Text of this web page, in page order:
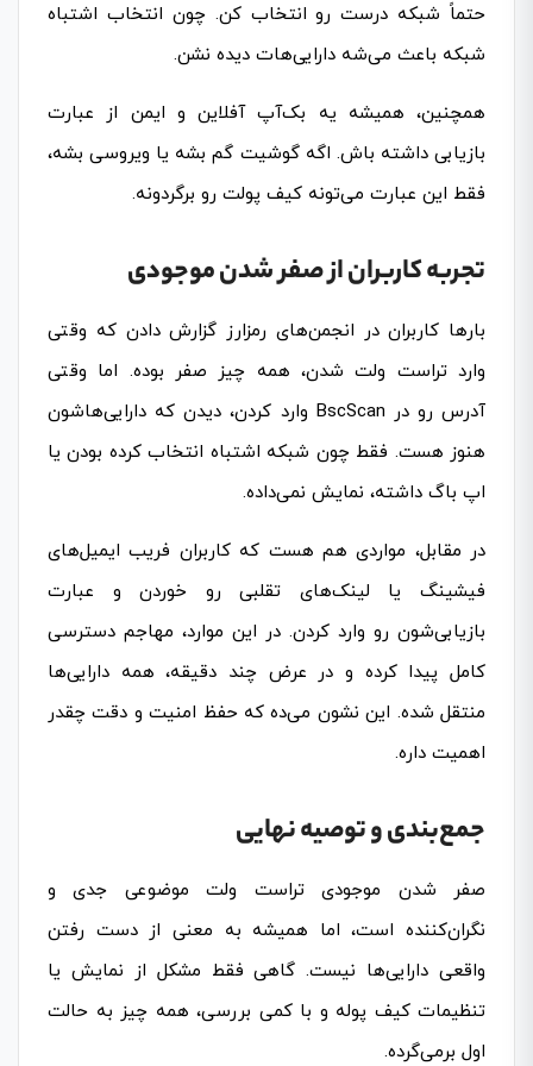
حتماً شبکه درست رو انتخاب کن. چون انتخاب اشتباه
شبکه باعث می‌شه دارایی‌هات دیده نشن.
همچنین، همیشه یه بک‌آپ آفلاین و ایمن از عبارت
بازیابی داشته باش. اگه گوشیت گم بشه یا ویروسی بشه،
فقط این عبارت می‌تونه کیف پولت رو برگردونه.
تجربه کاربران از صفر شدن موجودی
بارها کاربران در انجمن‌های رمزارز گزارش دادن که وقتی
وارد تراست ولت شدن، همه چیز صفر بوده. اما وقتی
آدرس رو در BscScan وارد کردن، دیدن که دارایی‌هاشون
هنوز هست. فقط چون شبکه اشتباه انتخاب کرده بودن یا
اپ باگ داشته، نمایش نمی‌داده.
در مقابل، مواردی هم هست که کاربران فریب ایمیل‌های
فیشینگ یا لینک‌های تقلبی رو خوردن و عبارت
بازیابی‌شون رو وارد کردن. در این موارد، مهاجم دسترسی
کامل پیدا کرده و در عرض چند دقیقه، همه دارایی‌ها
منتقل شده. این نشون می‌ده که حفظ امنیت و دقت چقدر
اهمیت داره.
جمع‌بندی و توصیه نهایی
صفر شدن موجودی تراست ولت موضوعی جدی و
نگران‌کننده است، اما همیشه به معنی از دست رفتن
واقعی دارایی‌ها نیست. گاهی فقط مشکل از نمایش یا
تنظیمات کیف پوله و با کمی بررسی، همه چیز به حالت
اول برمی‌گرده.